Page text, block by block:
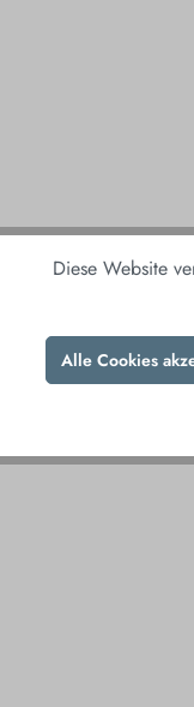
Diese Website
Alle Cookies